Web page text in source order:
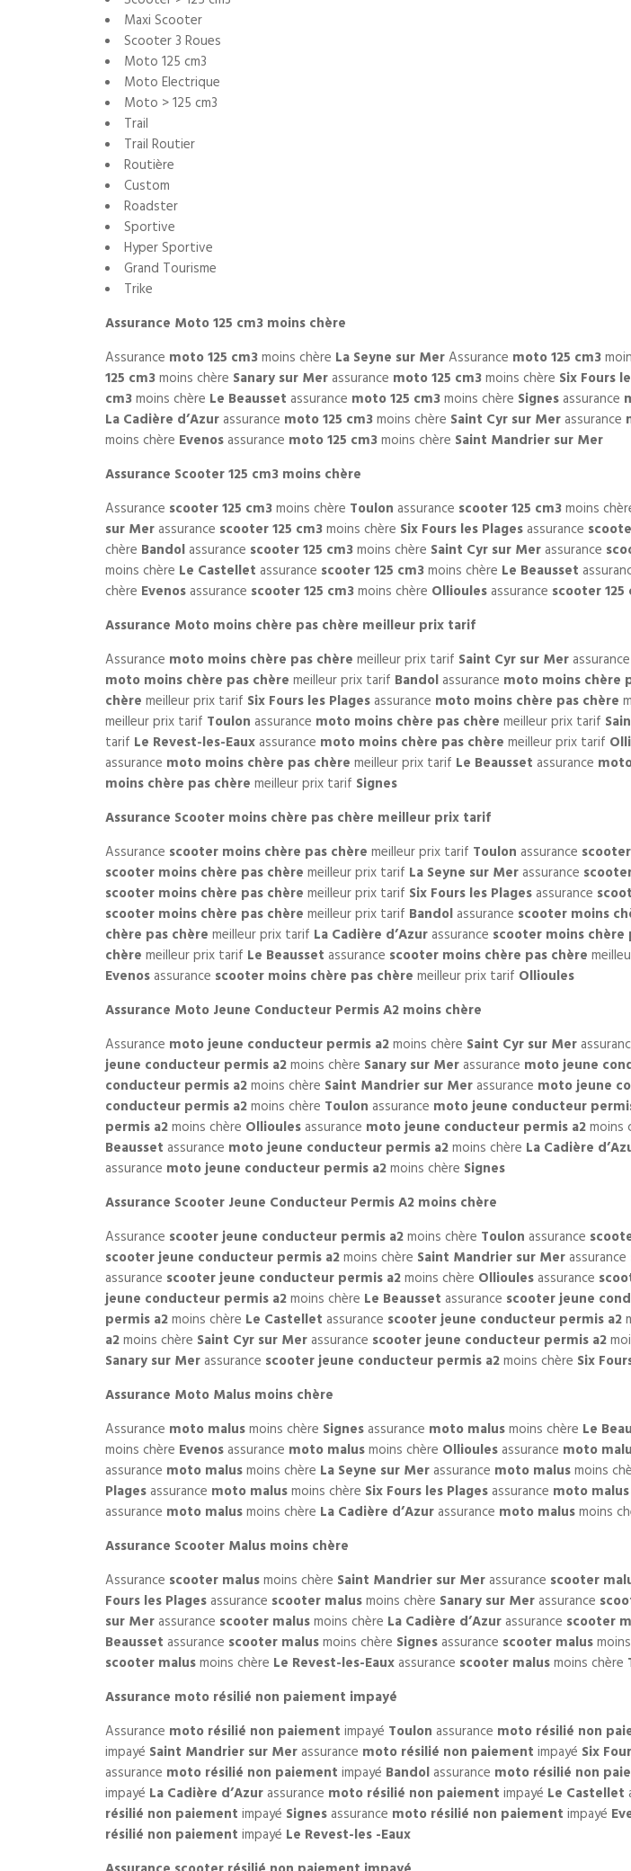
Maxi Scooter
Scooter 3 Roues
Moto 125 cm3
Moto Electrique
Moto > 125 cm3
Trail
Trail Routier
Routière
Custom
Roadster
Sportive
Hyper Sportive
Grand Tourisme
Trike
Assurance Moto 125 cm3 moins chère
Assurance moto 125 cm3moins chère La Seyne sur MerAssurance moto 125 cm3
125 cm3moins chère Sanary sur Merassurance moto 125 cm3moins chère Six Fours
cm3moins chère Le Beausset assurance moto 125 cm3moins chère Signesassurance
La Cadière d’Azurassurance moto 125 cm3moins chère Saint Cyr sur Merassurance
moins chère Evenosassurance moto 125 cm3moins chère Saint Mandrier sur Mer
Assurance Scooter 125 cm3 moins chère
Assurance scooter 125 cm3moins chère Toulon assurance scooter 125 cm3moins
sur Merassurance scooter 125 cm3moins chère Six Fours les Plagesassurance
chère Bandolassurance scooter 125 cm3moins chère Saint Cyr sur Merassurance
moins chère Le Castellet assurance scooter 125 cm3moins chère Le Beausset
chère Evenosassurance scooter 125 cm3moins chère Ollioulesassurance scooter 125
Assurance Moto moins chère pas chère meilleur prix tarif
Assurance moto moins chère pas chère meilleur prix tarif Saint Cyr sur Merassurance
moto moins chère pas chère meilleur prix tarif Bandolassurance moto moins chère
chère meilleur prix tarif Six Fours les Plagesassurance moto moins chère pas chère
meilleur prix tarif Toulon assurance moto moins chère pas chère meilleur prix tarif
tarif Le Revest-les-Eauxassurance moto moins chère pas chère meilleur prix tarif
assurance moto moins chère pas chère meilleur prix tarif Le Beausset assurance
moins chère pas chère meilleur prix tarif Signes
Assurance Scooter moins chère pas chère meilleur prix tarif
Assurance scooter moins chère pas chère meilleur prix tarif Toulon assurance
scooter moins chère pas chère meilleur prix tarif La Seyne sur Merassurance
scooter moins chère pas chère meilleur prix tarif Six Fours les Plagesassurance
scooter moins chère pas chère meilleur prix tarif Bandolassurance scooter moins
chère pas chère meilleur prix tarif La Cadière d’Azurassurance scooter moins chère
chère meilleur prix tarif Le Beausset assurance scooter moins chère pas chère
Evenosassurance scooter moins chère pas chère meilleur prix tarif Ollioules
Assurance Moto Jeune Conducteur Permis A2 moins chère
Assurance moto jeune conducteur permis a2moins chère Saint Cyr sur Mer
jeune conducteur permis a2moins chère Sanary sur Merassurance moto jeune
conducteur permis a2moins chère Saint Mandrier sur Merassurance moto jeune
conducteur permis a2moins chère Toulon assurance moto jeune conducteur
permis a2moins chère Ollioulesassurance moto jeune conducteur permis a2moins
Beausset assurance moto jeune conducteur permis a2moins chère La Cadière
assurance moto jeune conducteur permis a2moins chère Signes
Assurance Scooter Jeune Conducteur Permis A2 moins chère
Assurance scooter jeune conducteur permis a2moins chère Toulon assurance
scooter jeune conducteur permis a2moins chère Saint Mandrier sur Merassurance
assurance scooter jeune conducteur permis a2moins chère Ollioulesassurance
jeune conducteur permis a2moins chère Le Beausset assurance scooter jeune
permis a2moins chère Le Castellet assurance scooter jeune conducteur permis a2
a2moins chère Saint Cyr sur Merassurance scooter jeune conducteur permis a2
Sanary sur Merassurance scooter jeune conducteur permis a2moins chère Six
Assurance Moto Malus moins chère
Assurance moto malusmoins chère Signesassurance moto malusmoins chère Le
moins chère Evenosassurance moto malusmoins chère Ollioulesassurance moto
assurance moto malusmoins chère La Seyne sur Merassurance moto malusmoins
Plagesassurance moto malusmoins chère Six Fours les Plagesassurance moto malus
assurance moto malusmoins chère La Cadière d’Azurassurance moto malusmoins
Assurance Scooter Malus moins chère
Assurance scooter malusmoins chère Saint Mandrier sur Merassurance scooter
Fours les Plagesassurance scooter malusmoins chère Sanary sur Merassurance
sur Merassurance scooter malusmoins chère La Cadière d’Azurassurance scooter
Beausset assurance scooter malusmoins chère Signesassurance scooter malus
scooter malusmoins chère Le Revest-les-Eauxassurance scooter malusmoins chère
Assurance moto résilié non paiement impayé
Assurance moto résilié non paiement impayé Toulon assurance moto résilié non
impayé Saint Mandrier sur Merassurance moto résilié non paiement impayé Six
assurance moto résilié non paiement impayé Bandolassurance moto résilié non
impayé La Cadière d’Azurassurance moto résilié non paiement impayé Le Castellet
résilié non paiement impayé Signesassurance moto résilié non paiement impayé
résilié non paiement impayé Le Revest-les -Eaux